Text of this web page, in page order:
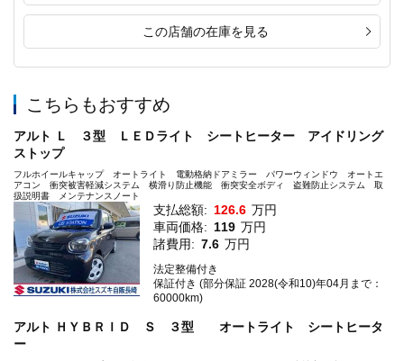
この店舗の在庫を見る
こちらもおすすめ
アルト Ｌ ３型 ＬＥＤライト シートヒーター アイドリング
ストップ
フルホイールキャップ オートライト 電動格納ドアミラー パワーウィンドウ オートエ
アコン 衝突被害軽減システム 横滑り防止機能 衝突安全ボディ 盗難防止システム 取
扱説明書 メンテナンスノート
支払総額: 126.6 万円
車両価格: 119 万円
諸費用: 7.6 万円
法定整備付き
保証付き (部分保証 2028(令和10)年04月まで：
60000km)
アルト ＨＹＢＲＩＤ Ｓ ３型 オートライト シートヒータ
ー